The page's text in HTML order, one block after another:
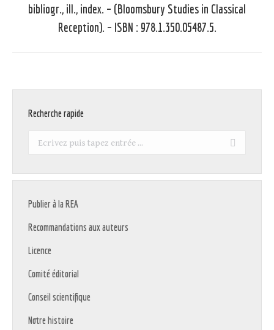
suivant
:
bibliogr., ill., index. – (Bloomsbury Studies in Classical
Reception). – ISBN : 978.1.350.05487.5.
Recherche rapide
Recherche
Publier à la REA
Recommandations aux auteurs
Licence
Comité éditorial
Conseil scientifique
Notre histoire